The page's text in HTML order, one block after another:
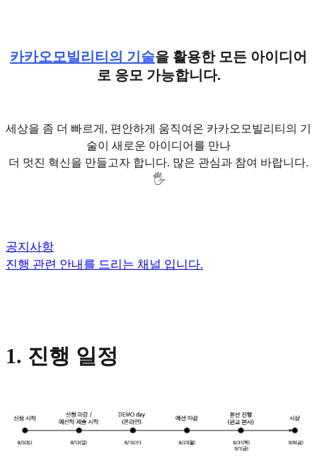
카카오모빌리티의 기술을 활용한 모든 아이디어
로 응모 가능합니다.
세상을 좀 더 빠르게, 편안하게 움직여온 카카오모빌리티의 기
술이 새로운 아이디어를 만나
더 멋진 혁신을 만들고자 합니다. 많은 관심과 참여 바랍니다.
🖐️
공지사항
진행 관련 안내를 드리는 채널 입니다.
1. 진행 일정